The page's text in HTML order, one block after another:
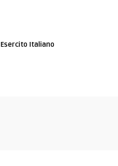
Esercito Italiano